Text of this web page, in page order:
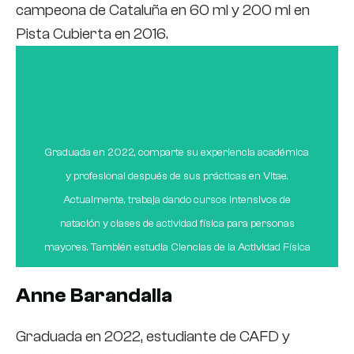
Barcelona. Como docente en el grado medio y superior
de Escola Vitae, Patricia encuentra satisfacción en su
ámbito deportivo y disfruten del camino, ya que, según
ella, la educación no solo cambia el mundo, sino a las
personas que lo cambiarán.
campeona de Cataluña en 60 ml y 200 ml en
Pista Cubierta en 2016.
Graduada en 2022, comparte su experiencia académica
y profesional después de sus prácticas en Vitae.
Actualmente, trabaja dando cursos intensivos de
natación y clases de actividad física para personas
mayores. También estudia Ciencias de la Actividad Física
y del Deporte a distancia. En su ámbito deportivo, es
entrenadora de balonmano en Anaitasuna, habiendo
infantil. Anne destaca que Vitae le abrió muchas puertas
Anne Barandalla
Graduada en 2022, estudiante de CAFD y